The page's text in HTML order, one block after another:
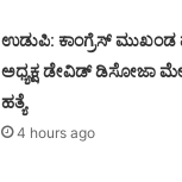
ಉಡುಪಿ: ಕಾಂಗ್ರೆಸ್‌ ಮುಖಂಡ
ಅಧ್ಯಕ್ಷ ಡೇವಿಡ್‌ ಡಿಸೋಜಾ
ಹತ್ಯೆ
4 hours ago